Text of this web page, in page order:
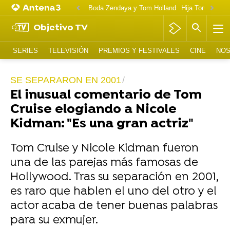
Boda Zendaya y Tom Holland Hija Tom
Objetivo TV
SERIES TELEVISIÓN PREMIOS Y FESTIVALES CINE
SE SEPARARON EN 2001
El inusual comentario de Tom
Cruise elogiando a Nicole
Kidman: "Es una gran actriz"
Tom Cruise y Nicole Kidman fueron
una de las parejas más famosas de
Hollywood. Tras su separación en 2001,
es raro que hablen el uno del otro y el
actor acaba de tener buenas palabras
para su exmujer.